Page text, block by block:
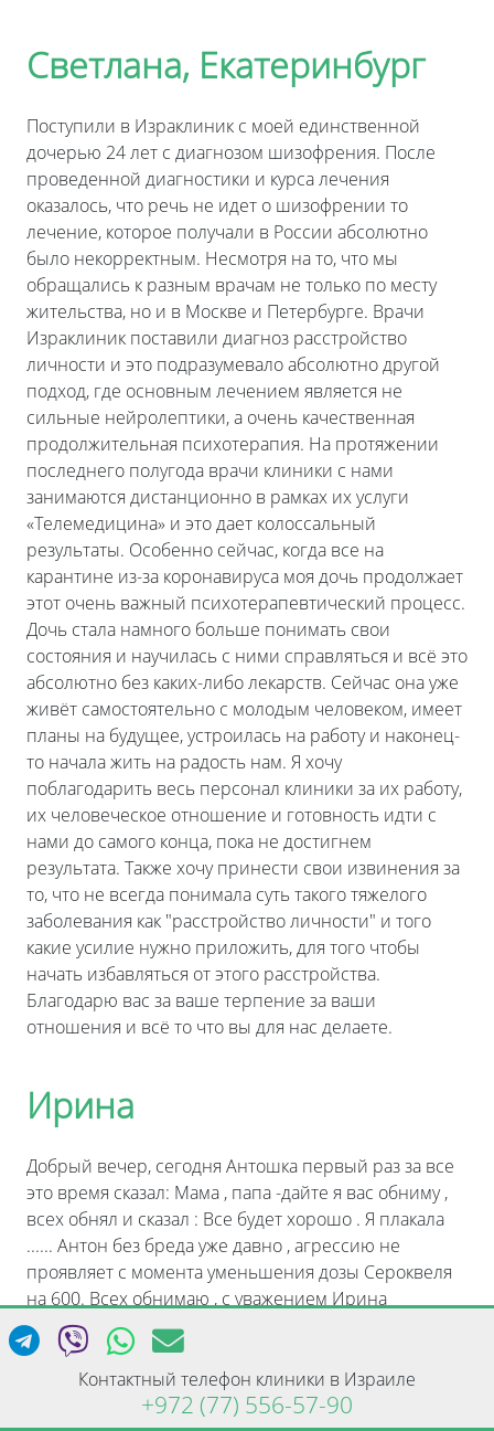
Светлана, Екатеринбург
Поступили в Израклиник с моей единственной
дочерью 24 лет с диагнозом шизофрения. После
проведенной диагностики и курса лечения
оказалось, что речь не идет о шизофрении то
лечение, которое получали в России абсолютно
было некорректным. Несмотря на то, что мы
обращались к разным врачам не только по месту
жительства, но и в Москве и Петербурге. Врачи
Израклиник поставили диагноз расстройство
личности и это подразумевало абсолютно другой
подход, где основным лечением является не
сильные нейролептики, а очень качественная
продолжительная психотерапия. На протяжении
последнего полугода врачи клиники с нами
занимаются дистанционно в рамках их услуги
«Телемедицина» и это дает колоссальный
результаты. Особенно сейчас, когда все на
карантине из-за коронавируса моя дочь продолжает
этот очень важный психотерапевтический процесс.
Дочь стала намного больше понимать свои
состояния и научилась с ними справляться и всё это
абсолютно без каких-либо лекарств. Сейчас она уже
живёт самостоятельно с молодым человеком, имеет
планы на будущее, устроилась на работу и наконец-
то начала жить на радость нам. Я хочу
поблагодарить весь персонал клиники за их работу,
их человеческое отношение и готовность идти с
нами до самого конца, пока не достигнем
результата. Также хочу принести свои извинения за
то, что не всегда понимала суть такого тяжелого
заболевания как "расстройство личности" и того
какие усилие нужно приложить, для того чтобы
начать избавляться от этого расстройства.
Благодарю вас за ваше терпение за ваши
отношения и всё то что вы для нас делаете.
Ирина
Добрый вечер, сегодня Антошка первый раз за все
это время сказал: Мама , папа -дайте я вас обниму ,
всех обнял и сказал : Все будет хорошо . Я плакала
...... Антон без бреда уже давно , агрессию не
проявляет с момента уменьшения дозы Сероквеля
на 600. Всех обнимаю , с уважением Ирина
Наталья
Контактный телефон клиники в Израиле
+972 (77) 556-57-90